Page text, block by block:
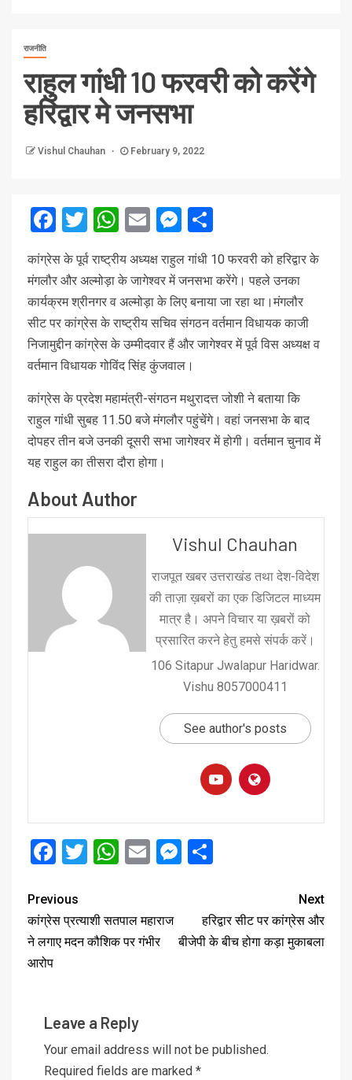
राजनीति
राहुल गांधी 10 फरवरी को करेंगे
हरिद्वार मे जनसभा
Vishul Chauhan February 9, 2022
Facebook
Twitter
WhatsApp
EmailMessenger
कांग्रेस के पूर्व राष्ट्रीय अध्यक्ष राहुल गांधी 10 फरवरी को हरिद्वार के
मंगलौर और अल्मोड़ा के जागेश्वर में जनसभा करेंगे। पहले उनका
कार्यक्रम श्रीनगर व अल्मोड़ा के लिए बनाया जा रहा था।मंगलौर
सीट पर कांग्रेस के राष्ट्रीय सचिव संगठन वर्तमान विधायक काजी
निजामुद्दीन कांग्रेस के उम्मीदवार हैं और जागेश्वर में पूर्व विस अध्यक्ष व
वर्तमान विधायक गोविंद सिंह कुंजवाल।
कांग्रेस के प्रदेश महामंत्री-संगठन मथुरादत्त जोशी ने बताया कि
राहुल गांधी सुबह 11.50 बजे मंगलौर पहुंचेंगे। वहां जनसभा के बाद
दोपहर तीन बजे उनकी दूसरी सभा जागेश्वर में होगी। वर्तमान चुनाव में
यह राहुल का तीसरा दौरा होगा।
About Author
Vishul Chauhan
राजपूत खबर उत्तराखंड तथा देश-विदेश
की ताज़ा ख़बरों का एक डिजिटल माध्यम
मात्र है। अपने विचार या ख़बरों को
प्रसारित करने हेतु हमसे संपर्क करें।
106 Sitapur Jwalapur Haridwar.
Vishu 8057000411
See author's posts
Facebook
Twitter
WhatsApp
EmailMessenger
Previous
कांग्रेस प्रत्याशी सतपाल महाराज
ने लगाए मदन कौशिक पर गंभीर
आरोप
Next
हरिद्वार सीट पर कांग्रेस और
बीजेपी के बीच होगा कड़ा मुकाबला
Leave a Reply
Your email address will not be published.
Required fields are marked *